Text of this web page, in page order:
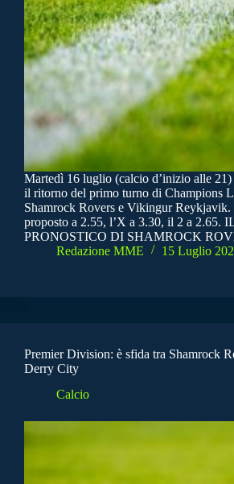
Martedì 16 luglio (calcio d’inizio alle 21)
il ritorno del primo turno di Champions
Shamrock Rovers e Vikingur Reykjavik.
proposto a 2.55, l’X a 3.30, il 2 a 2.65.
PRONOSTICO DI SHAMROCK
Redazione MME
15 Luglio
Premier Division: è sfida tra Shamrock
Derry City
Calcio